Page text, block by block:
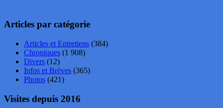
Articles par catégorie
Articles et Entretiens (384)
Chroniques (1 908)
Divers (12)
Infos et Brèves (365)
Photos (421)
Visites depuis 2016